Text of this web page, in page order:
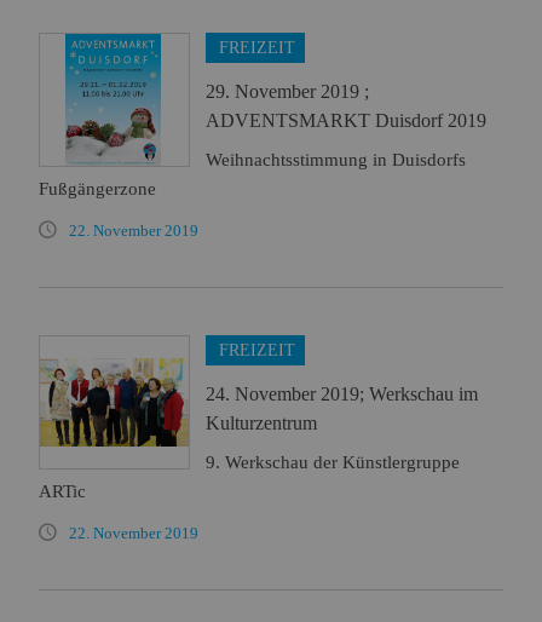
FREIZEIT
29. November 2019 ;
ADVENTSMARKT Duisdorf 2019
Weihnachtsstimmung in Duisdorfs
Fußgängerzone
22. November 2019
FREIZEIT
24. November 2019; Werkschau im
Kulturzentrum
9. Werkschau der Künstlergruppe
ARTic
22. November 2019